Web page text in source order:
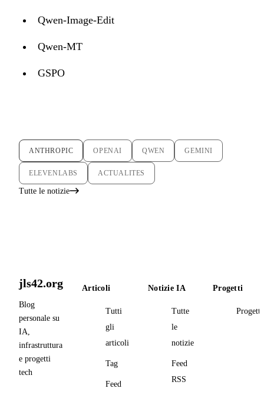
Qwen-Image-Edit
Qwen-MT
GSPO
ANTHROPIC OPENAI QWEN GEMINI
ELEVENLABS ACTUALITES
Tutte le notizie
jls42.org
Blog
personale su
IA,
infrastruttura
e progetti
tech
Articoli
Tutti
gli
articoli
Tag
Feed
Notizie IA
Tutte
le
notizie
Feed
RSS
Progetti
Progetti